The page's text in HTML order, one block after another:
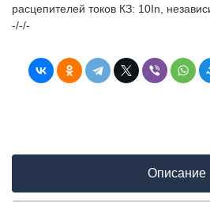
расцепителей токов КЗ: 10In,
-/-/-
Описание